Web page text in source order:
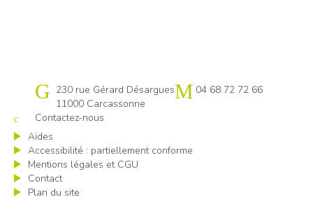
Cap emploi 11
230 rue Gérard Désargues
11000 Carcassonne
04 68 72 72 66
Contactez-nous
Aides
Accessibilité : partiellement conforme
Mentions légales et CGU
Contact
Plan du site